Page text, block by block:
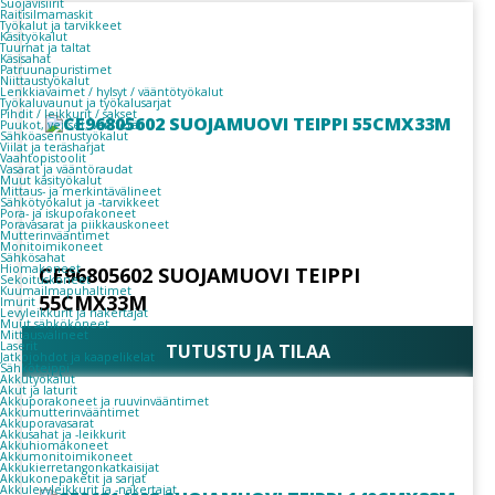
Suojavisiirit
Raitisilmamaskit
Työkalut ja tarvikkeet
Käsityökalut
Tuurnat ja taltat
Käsisahat
Patruunapuristimet
Niittaustyökalut
Lenkkiavaimet / hylsyt / vääntötyökalut
Työkaluvaunut ja työkalusarjat
Pihdit / leikkurit / sakset
Puukot, veitset, varaterät
Sähköasennustyökalut
Viilat ja teräsharjat
Vaahtopistoolit
Vasarat ja vääntöraudat
Muut käsityökalut
Mittaus- ja merkintävälineet
Sähkötyökalut ja -tarvikkeet
Pora- ja iskuporakoneet
Poravasarat ja piikkauskoneet
Mutterinvääntimet
Monitoimikoneet
Sähkösahat
Hiomakoneet
Sekoituskoneet
Kuumailmapuhaltimet
Imurit
Levyleikkurit ja nakertajat
Muut sähkökoneet
Mittausvälineet
Laserit
Jatkojohdot ja kaapelikelat
Sähköteippi
Akkutyökalut
Akut ja laturit
Akkuporakoneet ja ruuvinvääntimet
Akkumutterinvääntimet
Akkuporavasarat
Akkusahat ja -leikkurit
Akkuhiomakoneet
Akkumonitoimikoneet
Akkukierretangonkatkaisijat
Akkukonepaketit ja sarjat
Akkulevyleikkurit ja -nakertajat
CE96805602 SUOJAMUOVI TEIPPI
55CMX33M
TUTUSTU JA TILAA